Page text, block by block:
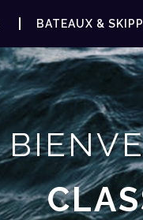
BATEAUX &